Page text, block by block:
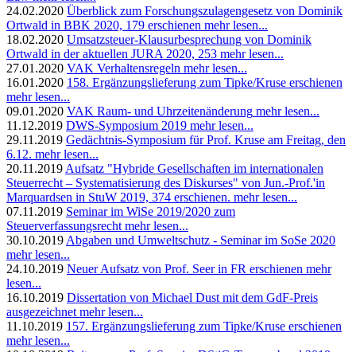
24.02.2020 Überblick zum Forschungszulagengesetz von Dominik
Ortwald in BBK 2020, 179 erschienen mehr lesen...
18.02.2020 Umsatzsteuer-Klausurbesprechung von Dominik
Ortwald in der aktuellen JURA 2020, 253 mehr lesen...
27.01.2020 VAK Verhaltensregeln mehr lesen...
16.01.2020 158. Ergänzungslieferung zum Tipke/Kruse erschienen
mehr lesen...
09.01.2020 VAK Raum- und Uhrzeitenänderung mehr lesen...
11.12.2019 DWS-Symposium 2019 mehr lesen...
29.11.2019 Gedächtnis-Symposium für Prof. Kruse am Freitag, den
6.12. mehr lesen...
20.11.2019 Aufsatz "Hybride Gesellschaften im internationalen
Steuerrecht – Systematisierung des Diskurses" von Jun.-Prof.'in
Marquardsen in StuW 2019, 374 erschienen. mehr lesen...
07.11.2019 Seminar im WiSe 2019/2020 zum
Steuerverfassungsrecht mehr lesen...
30.10.2019 Abgaben und Umweltschutz - Seminar im SoSe 2020
mehr lesen...
24.10.2019 Neuer Aufsatz von Prof. Seer in FR erschienen mehr
lesen...
16.10.2019 Dissertation von Michael Dust mit dem GdF-Preis
ausgezeichnet mehr lesen...
11.10.2019 157. Ergänzungslieferung zum Tipke/Kruse erschienen
mehr lesen...